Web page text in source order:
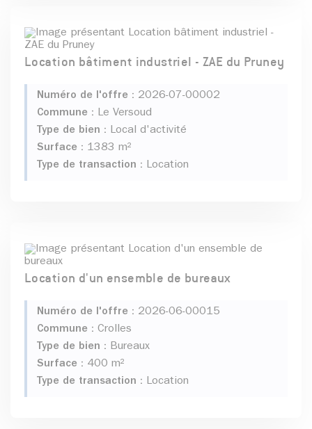
Location bâtiment industriel - ZAE du Pruney
Numéro de l'offre : 2026-07-00002
Commune : Le Versoud
Type de bien : Local d'activité
Surface : 1383 m²
Type de transaction : Location
Location d'un ensemble de bureaux
Numéro de l'offre : 2026-06-00015
Commune : Crolles
Type de bien : Bureaux
Surface : 400 m²
Type de transaction : Location